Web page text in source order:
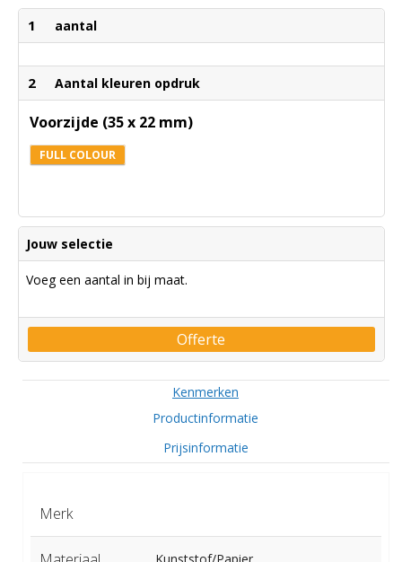
1 aantal
2 Aantal kleuren opdruk
Voorzijde (35 x 22 mm)
FULL COLOUR
Jouw selectie
Voeg een aantal in bij maat.
Offerte
Kenmerken
Productinformatie
Prijsinformatie
Merk
Kunststof/Papier